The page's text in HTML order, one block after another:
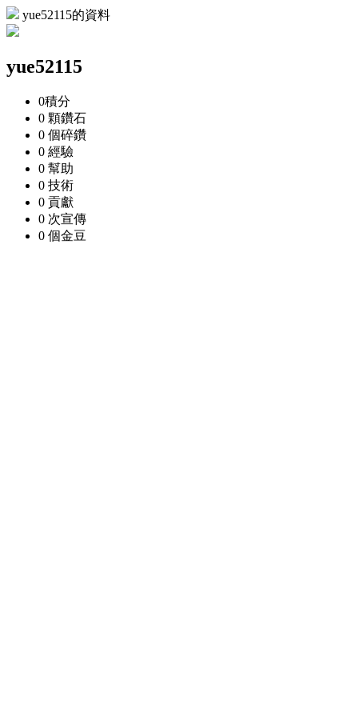
yue52115的資料
yue52115
0積分
0 顆鑽石
0 個碎鑽
0 經驗
0 幫助
0 技術
0 貢獻
0 次宣傳
0 個金豆